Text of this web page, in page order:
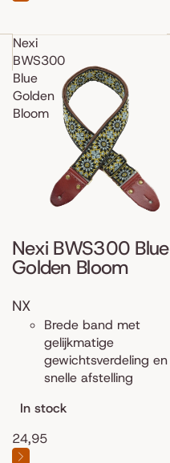
Nexi
BWS300
Blue
Golden
Bloom
Nexi BWS300 Blue
Golden Bloom
NX
Brede band met
gelijkmatige
gewichtsverdeling en
snelle afstelling
In stock
24,95